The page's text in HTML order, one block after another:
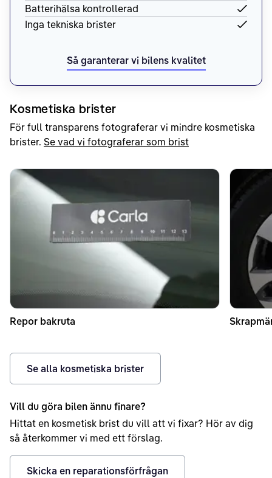
Batterihälsa kontrollerad
Inga tekniska brister
Så garanterar vi bilens kvalitet
Kosmetiska brister
För full transparens fotograferar vi mindre kosmetiska
brister. Se vad vi fotograferar som brist
Repor bakruta
Se alla kosmetiska brister
Vill du göra bilen ännu finare?
Hittat en kosmetisk brist du vill att vi fixar? Hör av dig
så återkommer vi med ett förslag.
Skicka en reparationsförfrågan